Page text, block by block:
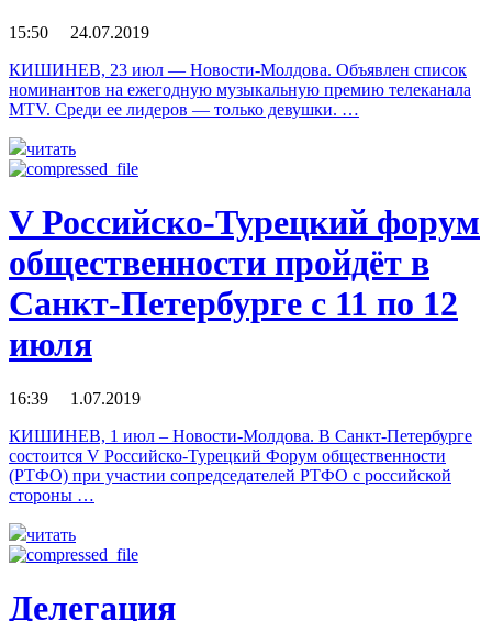
15:50 24.07.2019
КИШИНЕВ, 23 июл — Новости-Молдова. Объявлен список
номинантов на ежегодную музыкальную премию телеканала
MTV. Среди ее лидеров — только девушки. …
читать
V Российско-Турецкий форум
общественности пройдёт в
Санкт-Петербурге с 11 по 12
июля
16:39 1.07.2019
КИШИНЕВ, 1 июл – Новости-Молдова. В Санкт-Петербурге
состоится V Российско-Турецкий Форум общественности
(РТФО) при участии сопредседателей РТФО с российской
стороны …
читать
Делегация